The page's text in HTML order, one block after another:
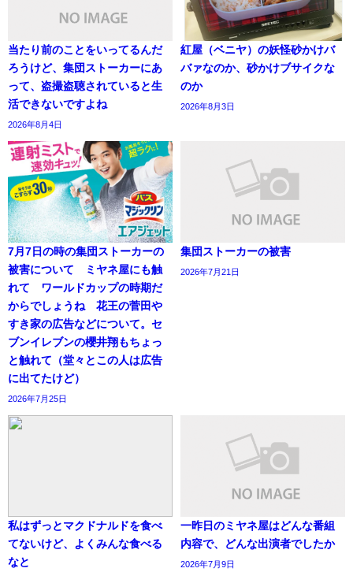
当たり前のことをいってるんだ
ろうけど、集団ストーカーにあ
って、盗撮盗聴されていると生
活できないですよね
2026年8月4日
紅屋（ベニヤ）の妖怪砂かけバ
バァなのか、砂かけブサイクな
のか
2026年8月3日
7月7日の時の集団ストーカーの
被害について ミヤネ屋にも触
れて ワールドカップの時期だ
からでしょうね 花王の菅田や
すき家の広告などについて。セ
ブンイレブンの櫻井翔もちょっ
と触れて（堂々とこの人は広告
に出てたけど）
2026年7月25日
集団ストーカーの被害
2026年7月21日
私はずっとマクドナルドを食べ
てないけど、よくみんな食べる
なと
一昨日のミヤネ屋はどんな番組
内容で、どんな出演者でしたか
2026年7月9日